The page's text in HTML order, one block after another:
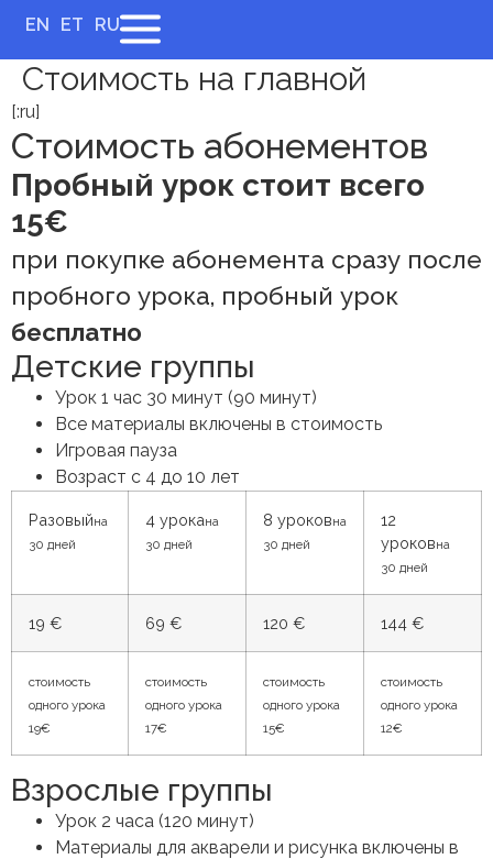
EN ET RU
Стоимость на главной
[:ru]
Стоимость абонементов
Пробный урок стоит всего
15€
при покупке абонемента сразу после
пробного урока, пробный урок
бесплатно
Детские группы
Урок 1 час 30 минут (90 минут)
Все материалы включены в стоимость
Игровая пауза
Возраст c 4 до 10 лет
Разовыйна
30 дней
4 урокана
30 дней
8 уроковна
30 дней
12
уроковна
30 дней
19 € 69 € 120 € 144 €
стоимость
одного урока
19€
стоимость
одного урока
17€
стоимость
одного урока
15€
стоимость
одного урока
12€
Взрослые группы
Урок 2 часа (120 минут)
Материалы для акварели и рисунка включены в